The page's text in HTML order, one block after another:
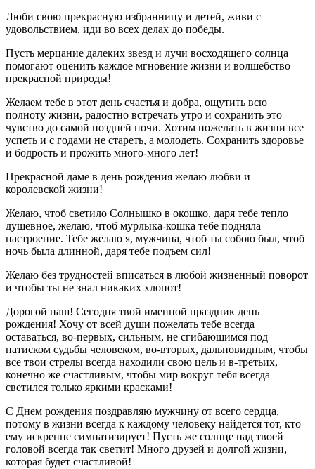
Люби свою прекрасную избранницу и детей, живи с
удовольствием, иди во всех делах до победы.
Пусть мерцание далеких звезд и лучи восходящего солнца
помогают оценить каждое мгновение жизни и волшебство
прекрасной природы!
Желаем тебе в этот день счастья и добра, ощутить всю
полноту жизни, радостно встречать утро и сохранить это
чувство до самой поздней ночи. Хотим пожелать в жизни все
успеть и с годами не стареть, а молодеть. Сохранить здоровье
и бодрость и прожить много-много лет!
Прекрасной даме в день рождения желаю любви и
королевской жизни!
Желаю, чтоб светило Солнышко в окошко, даря тебе тепло
душевное, желаю, чтоб мурлыка-кошка тебе подняла
настроение. Тебе желаю я, мужчина, чтоб ты собою был, чтоб
ночь была длинной, даря тебе подъем сил!
Желаю без трудностей вписаться в любой жизненный поворот
и чтобы ты не знал никаких хлопот!
Дорогой наш! Сегодня твой именной праздник день
рождения! Хочу от всей души пожелать тебе всегда
оставаться, во-первых, сильным, не сгибающимся под
натиском судьбы человеком, во-вторых, дальновидным, чтобы
все твои стрелы всегда находили свою цель и в-третьих,
конечно же счастливым, чтобы мир вокруг тебя всегда
светился только яркими красками!
С Днем рождения поздравляю мужчину от всего сердца,
потому в жизни всегда к каждому человеку найдется тот, кто
ему искренне симпатизирует! Пусть же солнце над твоей
головой всегда так светит! Много друзей и долгой жизни,
которая будет счастливой!